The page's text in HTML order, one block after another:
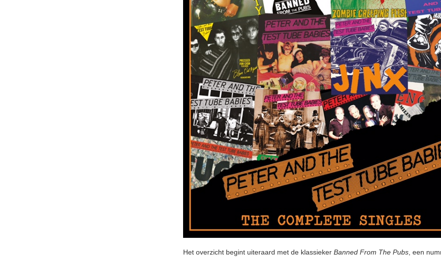
Het overzicht begint uiteraard met de klassieker Banned From The Pubs, een